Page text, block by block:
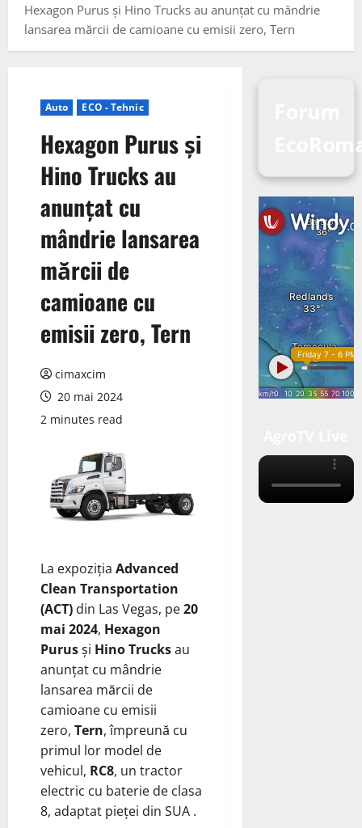
Hexagon Purus și Hino Trucks au anunțat cu mândrie
lansarea mărcii de camioane cu emisii zero, Tern
Auto ECO - Tehnic
Hexagon Purus și
Hino Trucks au
anunțat cu
mândrie lansarea
mărcii de
camioane cu
emisii zero, Tern
cimaxcim
20 mai 2024
2 minutes read
La expoziția Advanced
Clean Transportation
(ACT) din Las Vegas, pe20
mai 2024, Hexagon
Purusși Hino Trucksau
anunțat cu mândrie
lansarea mărcii de
camioane cu emisii
zero, Tern, împreună cu
primul lor model de
vehicul, RC8, un tractor
electric cu baterie de clasa
8, adaptat pieței din SUA .